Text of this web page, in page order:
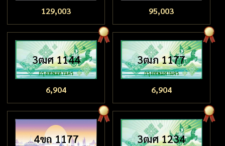
129,003 95,003
3ฒศ 1144
6,904
3ฒภ 1177
6,904
4ขถ 1177 3ฒศ 1234